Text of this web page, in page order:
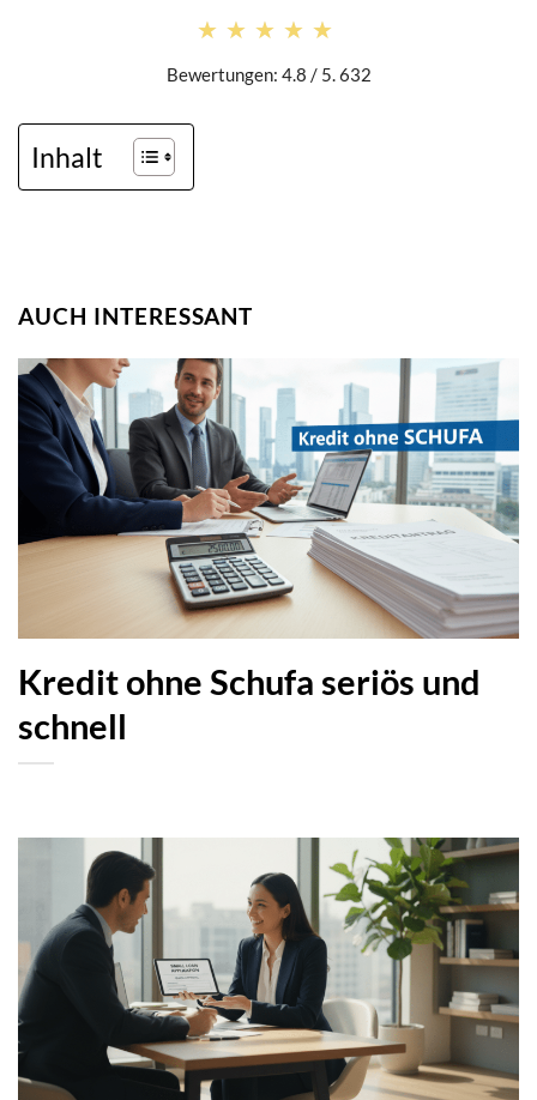
★★★★★
★★★★★
Bewertungen: 4.8 / 5. 632
Inhalt
AUCH INTERESSANT
Kredit ohne Schufa seriös und
schnell